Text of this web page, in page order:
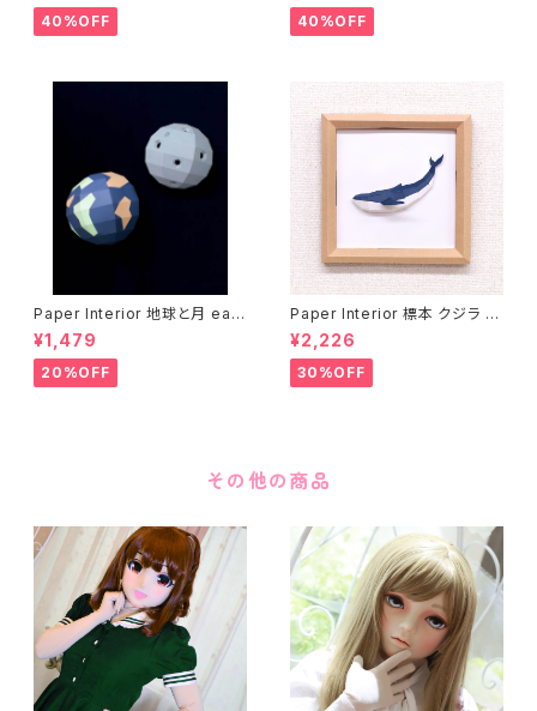
40%OFF 40%OFF
Paper Interior 地球と月 eart
h and moon
¥1,479
20%OFF
Paper Interior 標本 クジラ s
pecimen whale
¥2,226
30%OFF
その他の商品